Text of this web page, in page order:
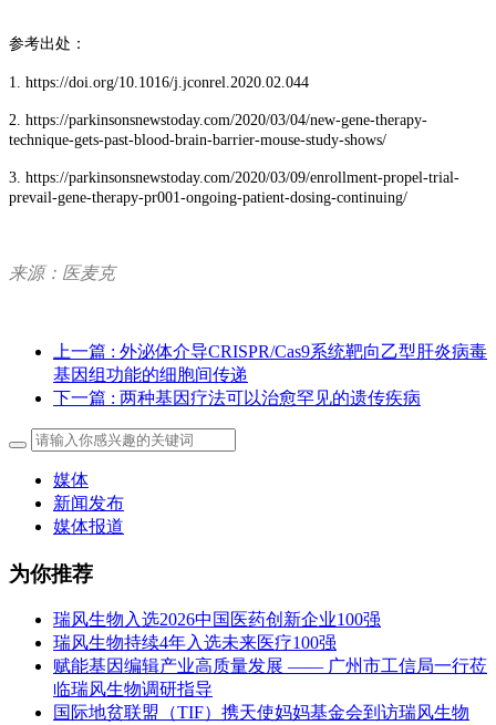
参考出处：
1. https://doi.org/10.1016/j.jconrel.2020.02.044
2. https://parkinsonsnewstoday.com/2020/03/04/new-gene-therapy-
technique-gets-past-blood-brain-barrier-mouse-study-shows/
3. https://parkinsonsnewstoday.com/2020/03/09/enrollment-propel-trial-
prevail-gene-therapy-pr001-ongoing-patient-dosing-continuing/
来源：医麦克
上一篇 : 外泌体介导CRISPR/Cas9系统靶向乙型肝炎病毒
基因组功能的细胞间传递
下一篇 : 两种基因疗法可以治愈罕见的遗传疾病
媒体
新闻发布
媒体报道
为你推荐
瑞风生物入选2026中国医药创新企业100强
瑞风生物持续4年入选未来医疗100强
赋能基因编辑产业高质量发展 —— 广州市工信局一行莅
临瑞风生物调研指导
国际地贫联盟（TIF）携天使妈妈基金会到访瑞风生物